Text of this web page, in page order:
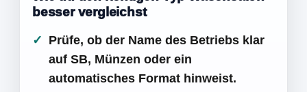
besser vergleichst
Prüfe, ob der Name des Betriebs klar
auf SB, Münzen oder ein
automatisches Format hinweist.